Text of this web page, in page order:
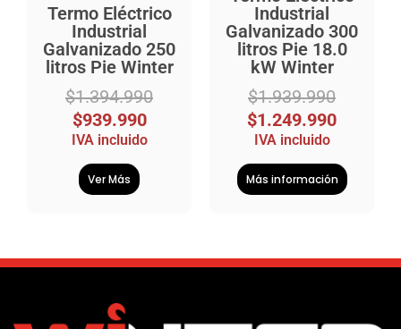
Termo Eléctrico
Industrial
Galvanizado 250
litros Pie Winter
$1.394.990
$939.990
IVA incluido
Ver Más
Industrial
Galvanizado 300
litros Pie 18.0
kW Winter
$1.939.990
$1.249.990
IVA incluido
Más información